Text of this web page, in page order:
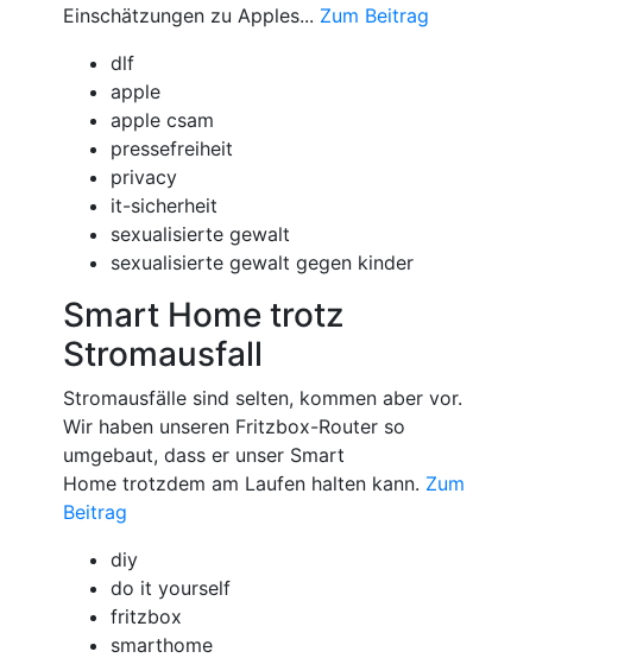
Einschätzungen zu Apples... Zum Beitrag
dlf
apple
apple csam
pressefreiheit
privacy
it-sicherheit
sexualisierte gewalt
sexualisierte gewalt gegen kinder
Smart Home trotz
Stromausfall
Stromausfälle sind selten, kommen aber vor.
Wir haben unseren Fritzbox-Router so
umgebaut, dass er unser Smart
Home trotzdem am Laufen halten kann. Zum
Beitrag
diy
do it yourself
fritzbox
smarthome